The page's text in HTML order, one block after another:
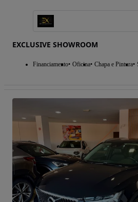
EXCLUSIVE SHOWROOM
Financiamento Oficina Chapa e Pintura